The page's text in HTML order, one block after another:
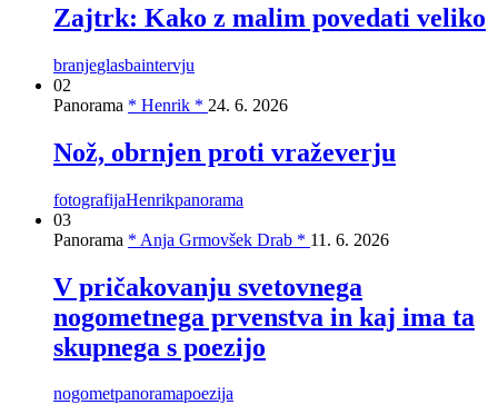
Zajtrk: Kako z malim povedati veliko
branjeglasbaintervju
02
Panorama * Henrik * 24. 6. 2026
Nož, obrnjen proti vraževerju
fotografijaHenrikpanorama
03
Panorama * Anja Grmovšek Drab * 11. 6. 2026
V pričakovanju svetovnega
nogometnega prvenstva in kaj ima ta
skupnega s poezijo
nogometpanoramapoezija